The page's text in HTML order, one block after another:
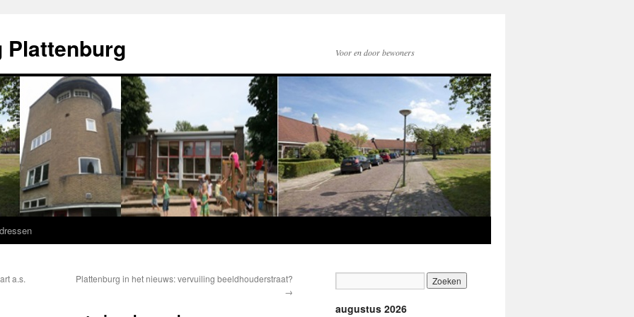
Plattenburg Voor en door bewoners
a.s.
Plattenburg in het nieuws: vervuiling beeldhouderstraat?
→
augustus 2026